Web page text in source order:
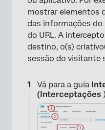
mostrar elementos
das informações do
do URL. A
destino, o(s)
sessão do visitante
Vá para a guia
(Interceptações